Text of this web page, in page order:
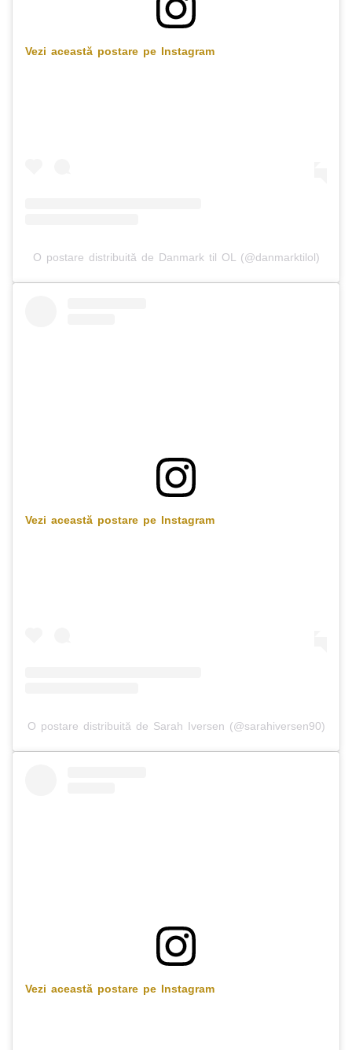
Vezi această postare pe Instagram
O postare distribuită de Danmark til OL (@danmarktilol)
Vezi această postare pe Instagram
O postare distribuită de Sarah Iversen (@sarahiversen90)
Vezi această postare pe Instagram